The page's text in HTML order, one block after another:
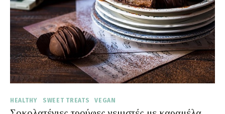
HEALTHY SWEET TREATS VEGAN